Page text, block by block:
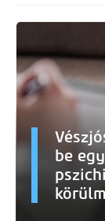
be